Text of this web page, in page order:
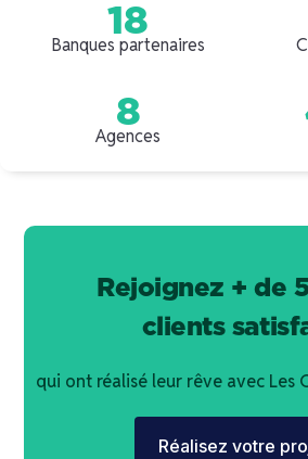
18
Banques partenaires
8
Agences
Rejoignez + de
clients
qui ont réalisé leur rêve avec Les
Réalisez votre